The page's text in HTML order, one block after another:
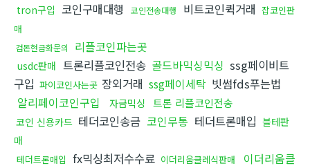
tron구입 코인구매대행 코인전송대행 비트코인퀵거래 잡코인판
매
검돈현금화문의 리플코인파는곳
usdc판매 트론리플코인전송 골드바믹싱믹싱 ssg페이비트
구입 파이코인사는곳 장외거래 ssg페이세탁 빗썸fds푸는법
알리페이코인구입
자금믹싱 트론 리플코인전송
코인 신용카드 테더코인송금 코인무통 테더트론매입 블테판
매
테더트론매입 fx믹싱최저수수료 이더리움클레식판매
이더리움클